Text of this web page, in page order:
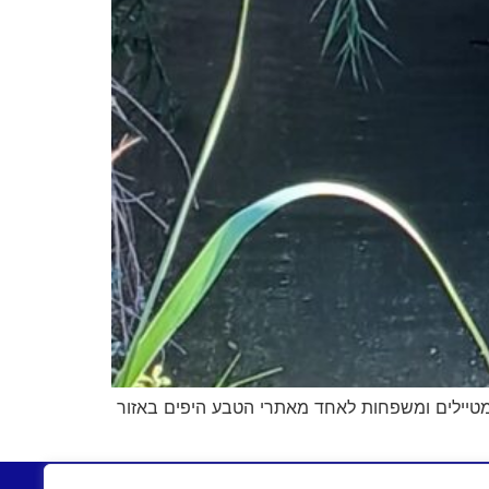
מטיילים ומשפחות לאחד מאתרי הטבע היפים באזור